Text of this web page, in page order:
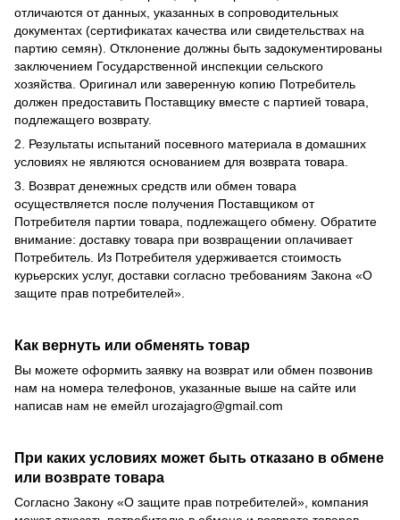
отличаются от данных, указанных в сопроводительных
документах (сертификатах качества или свидетельствах на
партию семян). Отклонение должны быть задокументированы
заключением Государственной инспекции сельского
хозяйства. Оригинал или заверенную копию Потребитель
должен предоставить Поставщику вместе с партией товара,
подлежащего возврату.
2. Результаты испытаний посевного материала в домашних
условиях не являются основанием для возврата товара.
3. Возврат денежных средств или обмен товара
осуществляется после получения Поставщиком от
Потребителя партии товара, подлежащего обмену. Обратите
внимание: доставку товара при возвращении оплачивает
Потребитель. Из Потребителя удерживается стоимость
курьерских услуг, доставки согласно требованиям Закона «О
защите прав потребителей».
Как вернуть или обменять товар
Вы можете оформить заявку на возврат или обмен позвонив
нам на номера телефонов, указанные выше на сайте или
написав нам не емейл urozajagro@gmail.com
При каких условиях может быть отказано в обмене
или возврате товара
Согласно Закону «О защите прав потребителей» , компания